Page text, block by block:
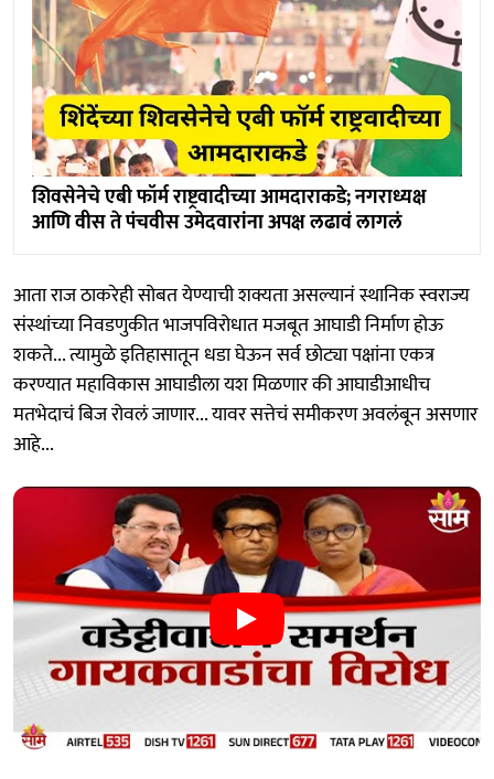
शिवसेनेचे एबी फॉर्म राष्ट्रवादीच्या आमदाराकडे; नगराध्यक्ष
आणि वीस ते पंचवीस उमेदवारांना अपक्ष लढावं लागलं
आता राज ठाकरेही सोबत येण्याची शक्यता असल्यानं स्थानिक स्वराज्य
संस्थांच्या निवडणुकीत भाजपविरोधात मजबूत आघाडी निर्माण होऊ
शकते... त्यामुळे इतिहासातून धडा घेऊन सर्व छोट्या पक्षांना एकत्र
करण्यात महाविकास आघाडीला यश मिळणार की आघाडीआधीच
मतभेदाचं बिज रोवलं जाणार... यावर सत्तेचं समीकरण अवलंबून असणार
आहे...